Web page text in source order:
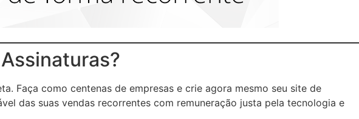
Faça como centenas de empresas e crie agora mesmo seu site de
das suas vendas recorrentes com remuneração justa pela tecnologia e